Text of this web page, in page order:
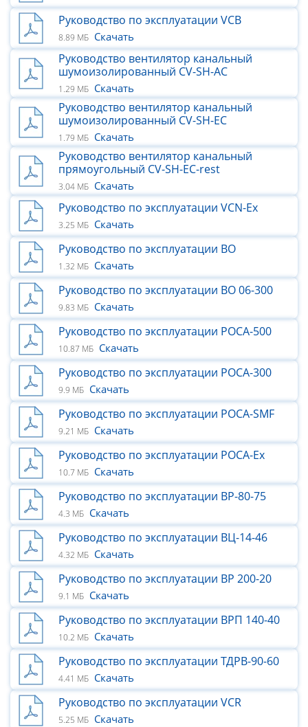
Руководство по эксплуатации VCB
8.89 МБ Скачать
Руководство вентилятор канальный
шумоизолированный CV-SH-AC
1.29 МБ Скачать
Руководство вентилятор канальный
шумоизолированный CV-SH-ЕС
1.79 МБ Скачать
Руководство вентилятор канальный
прямоугольный CV-SH-ЕС-rest
3.04 МБ Скачать
Руководство по эксплуатации VCN-Ex
3.25 МБ Скачать
Руководство по эксплуатации ВО
1.32 МБ Скачать
Руководство по эксплуатации ВО 06-300
9.83 МБ Скачать
Руководство по эксплуатации РОСА-500
10.87 МБ Скачать
Руководство по эксплуатации РОСА-300
9.9 МБ Скачать
Руководство по эксплуатации РОСА-SMF
9.21 МБ Скачать
Руководство по эксплуатации РОСА-Ex
10.7 МБ Скачать
Руководство по эксплуатации ВР-80-75
4.3 МБ Скачать
Руководство по эксплуатации ВЦ-14-46
4.32 МБ Скачать
Руководство по эксплуатации ВР 200-20
9.1 МБ Скачать
Руководство по эксплуатации ВРП 140-40
10.2 МБ Скачать
Руководство по эксплуатации ТДРВ-90-60
4.41 МБ Скачать
Руководство по эксплуатации VCR
5.25 МБ Скачать